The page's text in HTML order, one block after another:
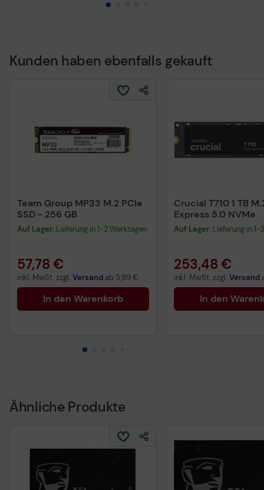
Technisches
Kunden haben ebenfalls gekauft
Team Group MP33 M.2 PCIe
SSD - 256 GB
Auf Lager: Lieferung in 1-2 Werktagen
57,78 €
inkl. MwSt. zzgl. Versand ab 5,99 €
In den Warenkorb
Crucial T710 1 TB
Express 5.0 NVMe
Auf Lager: Lieferung in
253,48 €
inkl. MwSt. zzgl. Versand
In den
Ähnliche Produkte